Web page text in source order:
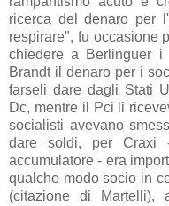
ricerca del denaro per
respirare", fu occasione
chiedere a Berlinguer
Brandt il denaro per i
farseli dare dagli Stati
Dc, mentre il Pci li
socialisti avevano
dare soldi, per Craxi
accumulatore - era
qualche modo socio in
(citazione di Martelli),